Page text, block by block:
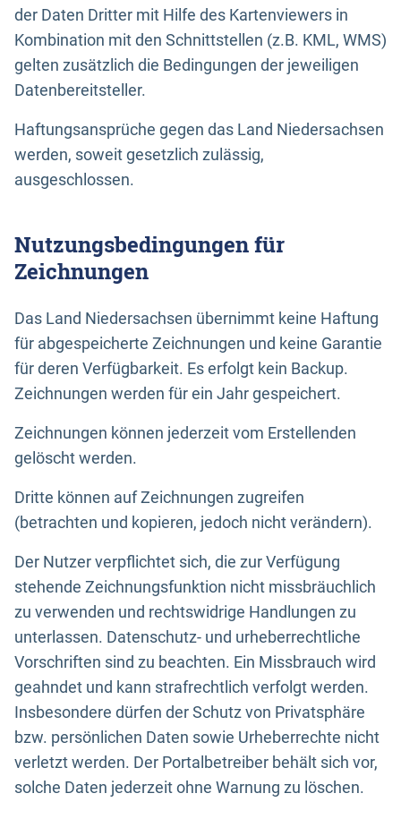
der Daten Dritter mit Hilfe des Kartenviewers in
Kombination mit den Schnittstellen (z.B. KML, WMS)
gelten zusätzlich die Bedingungen der jeweiligen
Datenbereitsteller.
Haftungsansprüche gegen das Land Niedersachsen
werden, soweit gesetzlich zulässig,
ausgeschlossen.
Nutzungsbedingungen für
Zeichnungen
Das Land Niedersachsen übernimmt keine Haftung
für abgespeicherte Zeichnungen und keine Garantie
für deren Verfügbarkeit. Es erfolgt kein Backup.
Zeichnungen werden für ein Jahr gespeichert.
Zeichnungen können jederzeit vom Erstellenden
gelöscht werden.
Dritte können auf Zeichnungen zugreifen
(betrachten und kopieren, jedoch nicht verändern).
Der Nutzer verpflichtet sich, die zur Verfügung
stehende Zeichnungsfunktion nicht missbräuchlich
zu verwenden und rechtswidrige Handlungen zu
unterlassen. Datenschutz- und urheberrechtliche
Vorschriften sind zu beachten. Ein Missbrauch wird
geahndet und kann strafrechtlich verfolgt werden.
Insbesondere dürfen der Schutz von Privatsphäre
bzw. persönlichen Daten sowie Urheberrechte nicht
verletzt werden. Der Portalbetreiber behält sich vor,
solche Daten jederzeit ohne Warnung zu löschen.